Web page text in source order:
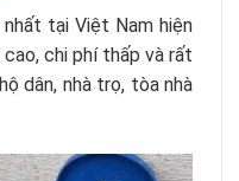
tại Việt Nam hiện
cao, chi phí thấp và rất
dân, nhà trọ, tòa nhà